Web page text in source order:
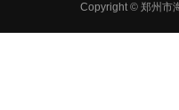
Copyright © 郑州